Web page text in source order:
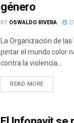
género
BY OSWALDO RIVERA 27
La Organización de
pintar el mundo color
contra la violencia...
READ MORE